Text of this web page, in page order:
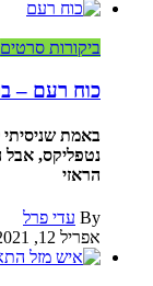
ביקורות סרטים
כוח רעם –
באמת
נטפליקס,
הראזי
By עדי פרל
אפריל 12, 2021